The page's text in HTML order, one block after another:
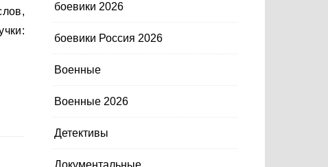
боевики 2026
боевики Россия 2026
Военные
Военные 2026
Детективы
Документальные